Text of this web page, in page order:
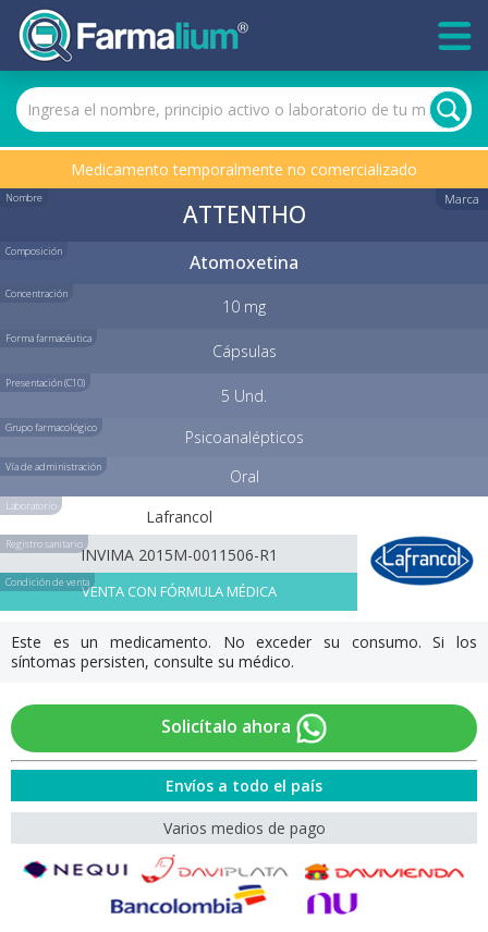
Medicamento temporalmente no comercializado
Nombre Marca
ATTENTHO
Composición Atomoxetina
Concentración
10 mg
Forma farmacéutica
Cápsulas
Presentación (C10)
5 Und.
Grupo farmacológico Psicoanalépticos
Vía de administración Oral
Laboratorio
Lafrancol
Registro sanitario
INVIMA 2015M-0011506-R1
Condición de ventaVENTA CON FÓRMULA MÉDICA
Este es un medicamento. No exceder su consumo. Si los
síntomas persisten, consulte su médico.
Solicítalo ahora
Envíos a todo el país
Varios medios de pago